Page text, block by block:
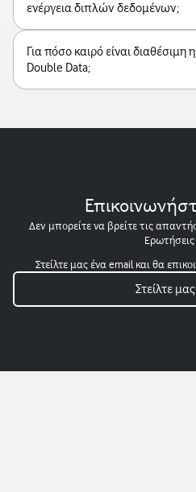
ενέργεια διπλών δεδομένων;
Για πόσο καιρό είναι
Double Data;
Δεν μπορείτε να βρείτε τις
Στείλτε μας ένα email και θα
Στείλτε